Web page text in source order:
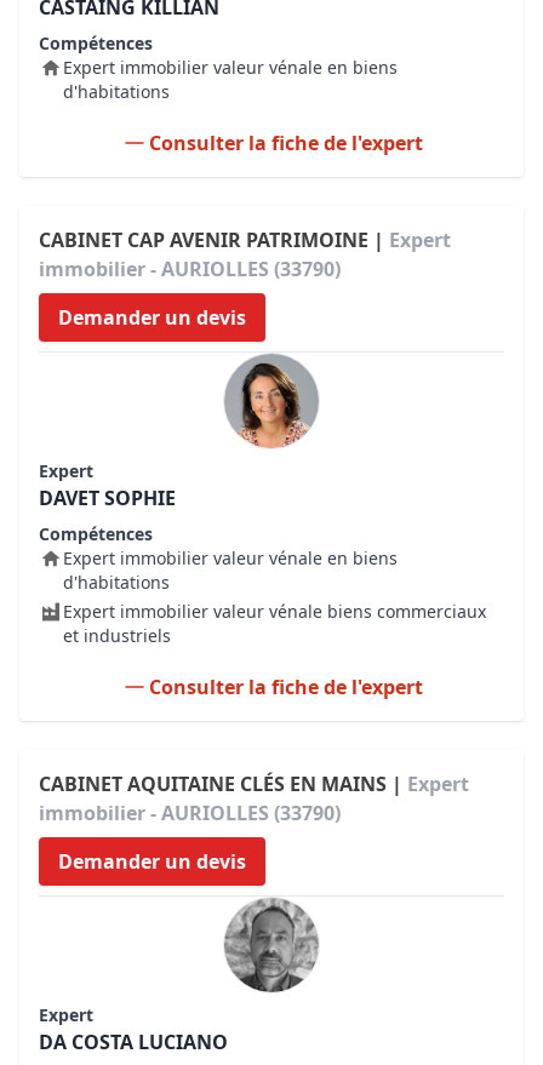
CASTAING KILLIAN
Compétences
Expert immobilier valeur vénale en biens
d'habitations
Consulter la fiche de l'expert
CABINET CAP AVENIR PATRIMOINE | Expert
immobilier - AURIOLLES (33790)
Demander un devis
Expert
DAVET SOPHIE
Compétences
Expert immobilier valeur vénale en biens
d'habitations
Expert immobilier valeur vénale biens commerciaux
et industriels
Consulter la fiche de l'expert
CABINET AQUITAINE CLÉS EN MAINS | Expert
immobilier - AURIOLLES (33790)
Demander un devis
Expert
DA COSTA LUCIANO